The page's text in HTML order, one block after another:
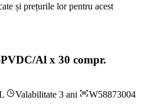
și prețurile lor pentru acest
Al x 30 compr.
Valabilitate 3 ani
W58873004